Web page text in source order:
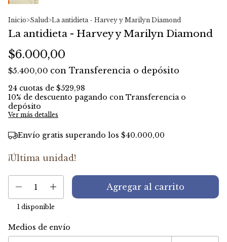
Inicio>Salud >La antidieta - Harvey y Marilyn Diamond
La antidieta - Harvey y Marilyn Diamond
$6.000,00
$5.400,00 con Transferencia o depósito
24 cuotas de $529,98
10% de descuento pagando con Transferencia o
depósito
Ver más detalles
Envío gratis superando los $40.000,00
¡Última unidad!
1 disponible
Entregas para el CP:
Medios de envío